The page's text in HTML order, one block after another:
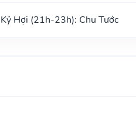
Kỷ Hợi (21h-23h): Chu Tước